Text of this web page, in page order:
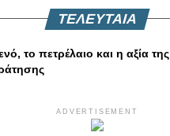
ΤΕΛΕΥΤΑΙΑ
το πετρέλαιο και η αξία της
ADVERTISEMENT